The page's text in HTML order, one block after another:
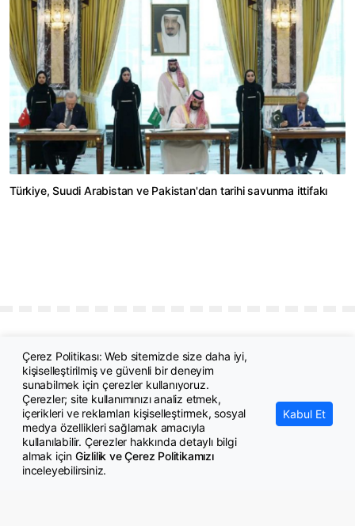
Türkiye, Suudi Arabistan ve Pakistan'dan tarihi savunma ittifakı
© Copyright 2026 GazeteMemur.com
Bizi Takip Edin
Çerez Politikası: Web sitemizde size daha iyi,
kişiselleştirilmiş ve güvenli bir deneyim
sunabilmek için çerezler kullanıyoruz.
Çerezler; site kullanımınızı analiz etmek,
içerikleri ve reklamları kişiselleştirmek, sosyal
medya özellikleri sağlamak amacıyla
kullanılabilir. Çerezler hakkında detaylı bilgi
almak için Gizlilik ve Çerez Politikamızı
inceleyebilirsiniz.
Kabul Et